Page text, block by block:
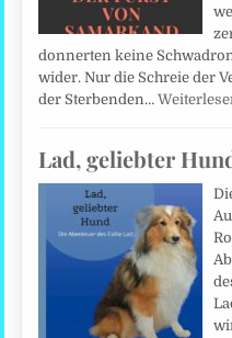
donnerten keine
wider. Nur die Schreie der
der Sterbenden…
Lad, geliebter